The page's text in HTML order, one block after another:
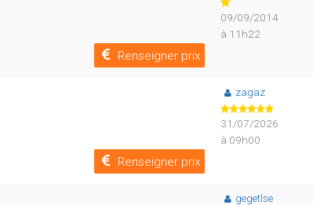
Renseigner prix
09/09/2014
à 11h22
Renseigner prix
zagaz
31/07/2026
à 09h00
gegetlse